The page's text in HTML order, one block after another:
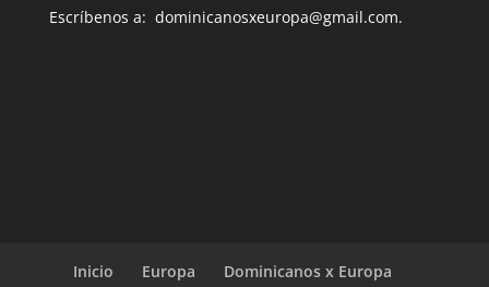
Escríbenos a: dominicanosxeuropa@gmail.com.
Inicio Europa
Dominicanos x Europa